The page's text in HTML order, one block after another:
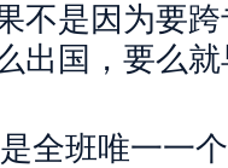
不是因为要
出国，要么
全班唯一一